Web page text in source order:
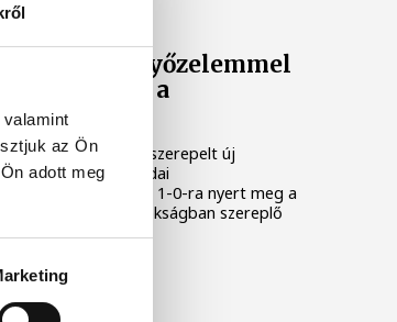
az Ön
adott meg
Péter győzelemmel
be a
Péter kezdőként szerepelt új
a Villarreal szerdai
melyet 1-0-ra nyert meg a
labdarúgó-bajnokságban szereplő